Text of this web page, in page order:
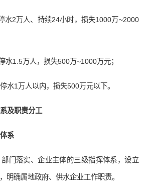
水2万人、持续24小时，损失1000万~2000
水1.5万人，损失500万~1000万元；
水1万人以内，损失500万元以下。
及职责分工
系
门落实、企业主体的三级指挥体系，设立
明确属地政府、供水企业工作职责。